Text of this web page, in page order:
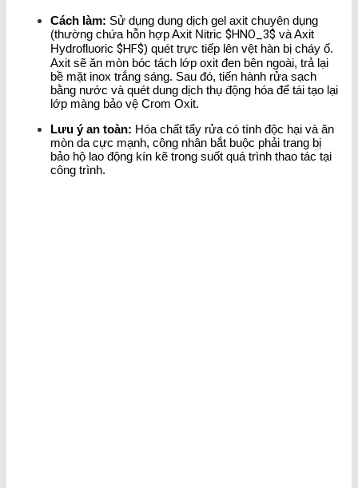
Cách làm: Sử dụng dung dịch gel axit chuyên dụng
(thường chứa hỗn hợp Axit Nitric $HNO_3$ và Axit
Hydrofluoric $HF$) quét trực tiếp lên vệt hàn bị cháy ố.
Axit sẽ ăn mòn bóc tách lớp oxit đen bên ngoài, trả lại
bề mặt inox trắng sáng. Sau đó, tiến hành rửa sạch
bằng nước và quét dung dịch thụ động hóa để tái tạo lại
lớp màng bảo vệ Crom Oxit.
Lưu ý an toàn: Hóa chất tẩy rửa có tính độc hại và ăn
mòn da cực mạnh, công nhân bắt buộc phải trang bị
bảo hộ lao động kín kẽ trong suốt quá trình thao tác tại
công trình.